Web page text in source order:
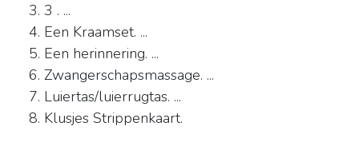
3 . ...
Een Kraamset. ...
Een herinnering. ...
Zwangerschapsmassage. ...
Luiertas/luierrugtas. ...
Klusjes Strippenkaart.